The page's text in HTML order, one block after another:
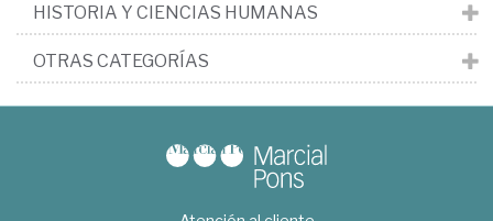
HISTORIA Y CIENCIAS HUMANAS
OTRAS CATEGORÍAS